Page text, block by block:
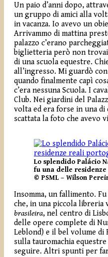
Un paio d’anni dopo,
un gruppo di amici alla
in vacanza. Io avevo un
Arrivammo di mattina
palazzo c’erano
biglietteria però non trovai
di una scuola equestre.
all’ingresso. Mi guardò
quando finalmente capì
c’era nessuna Scuola. I
Club. Nei giardini del
volta ed era forse in una di
scattata la foto che avevo
Lo splendido Palácio
fu una delle
© PSML – Wilson
Insomma, un fallimento.
che, in una piccola
brasileira, nel centro di
delle opere complete di
Leblond) e il bel volume di
sulla tauromachia
seguire. Altri spunti per